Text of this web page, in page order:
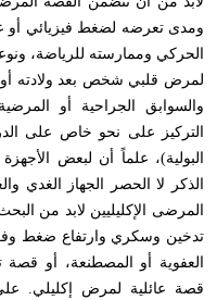
ومدى تعرضه لضغط فيزيائي أو
الحركي وممارسته للرياضة،
لمرض قلبي شخص بعد ولادته
والسوابق الجراحية أو
التركيز على نحو خاص على
البولية)، علماً أن لبعض
الذكر لا الحصر الجهاز الغدي
المرضى الإكليليين لابد من
تدخين وسكري وارتفاع ضغط
العفوية أو المصطنعة، أو
قصة عائلية لمرض إكليلي.